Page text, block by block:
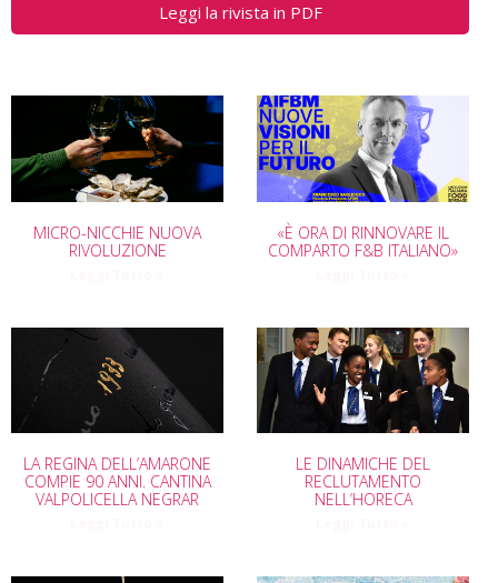
Leggi la rivista in PDF
MICRO-NICCHIE NUOVA
RIVOLUZIONE
«È ORA DI RINNOVARE IL
COMPARTO F&B ITALIANO»
LA REGINA DELL’AMARONE
COMPIE 90 ANNI. CANTINA
VALPOLICELLA NEGRAR
LE DINAMICHE DEL
RECLUTAMENTO
NELL’HORECA